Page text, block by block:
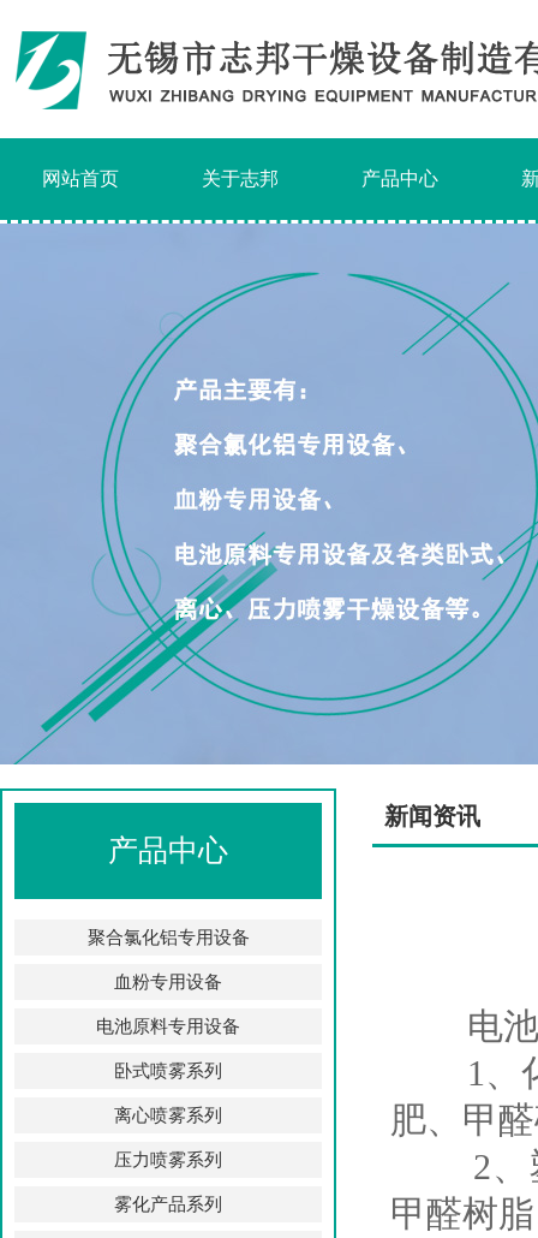
网站首页 关于志邦 产品中心
产品中心
聚合氯化铝专用设备
血粉专用设备
电池原料专用设备
卧式喷雾系列
离心喷雾系列
压力喷雾系列
雾化产品系列
新闻资讯
电池
1、化
肥、甲
2、塑
甲醛树